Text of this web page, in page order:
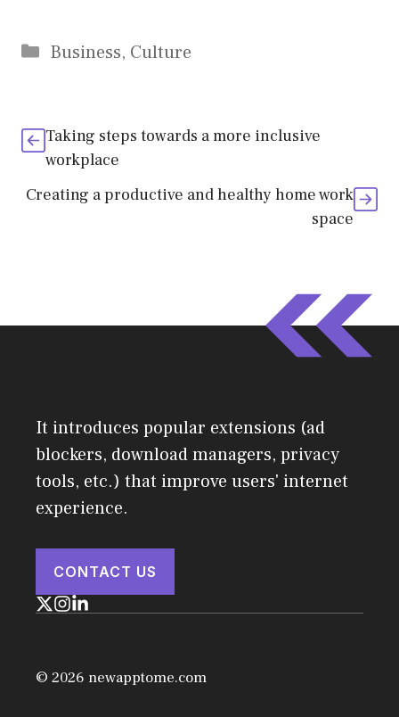
Categories
Business, Culture
Taking steps towards a more inclusive
workplace
Creating a productive and healthy home work
space
It introduces popular extensions (ad
blockers, download managers, privacy
tools, etc.) that improve users' internet
experience.
CONTACT US
© 2026 newapptome.com